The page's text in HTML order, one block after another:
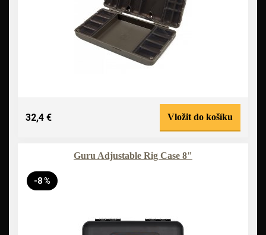
32,4 € Vložit do košíku
Guru Adjustable Rig Case 8"
-8 %